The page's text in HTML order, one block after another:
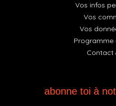
Vos infos
Vos
Vos
Programme
Contact
abonne toi à